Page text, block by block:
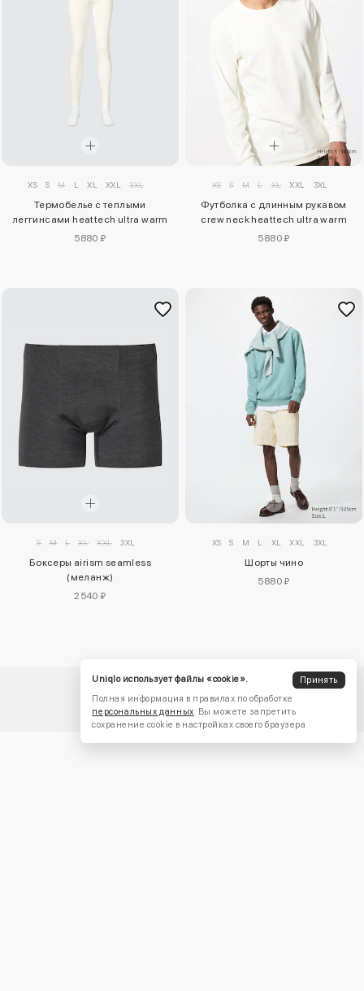
XS S M L XL XXL 3XL
Термобелье с теплыми
леггинсами heattech ultra warm
5880 ₽
XS S M L XL XXL 3XL
Футболка с длинным рукавом
crew neck heattech ultra warm
5880 ₽
S M L XL XXL 3XL
Боксеры airism seamless
(меланж)
2540 ₽
XS S M L XL XXL 3XL
Шорты чино
5880 ₽
Uniqlo использует файлы «cookie».
Принять
Полная информация в правилах по обработке
персональных данных. Вы можете запретить
сохранение cookie в настройках своего браузера